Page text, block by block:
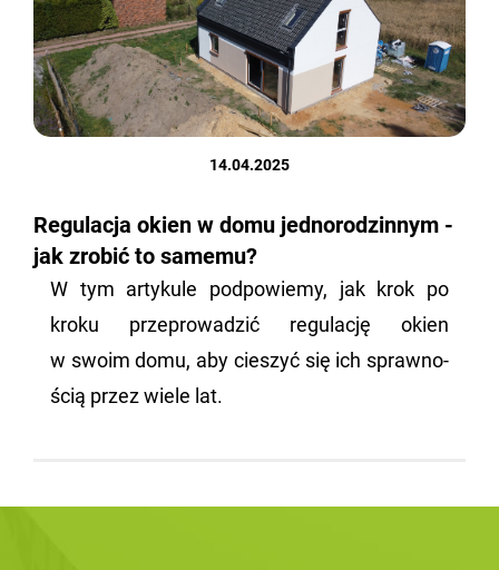
14.04.2025
Regulacja okien w domu jednorodzinnym -
jak zrobić to samemu?
W tym ar­ty­ku­le pod­po­wie­my, jak krok po
kroku prze­pro­wa­dzić re­gu­la­cję okien
w swoim domu, aby cie­szyć się ich spraw­no­
ścią przez wiele lat.